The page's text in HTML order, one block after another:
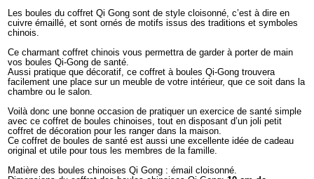
Les boules du coffret Qi Gong sont de style cloisonné, c’est à dire en
cuivre émaillé, et sont ornés de motifs issus des traditions et symboles
chinois.
Ce charmant coffret chinois vous permettra de garder à porter de main
vos boules Qi-Gong de santé.
Aussi pratique que décoratif, ce coffret à boules Qi-Gong trouvera
facilement une place sur un meuble de votre intérieur, que ce soit dans la
chambre ou le salon.
Voilà donc une bonne occasion de pratiquer un exercice de santé simple
avec ce coffret de boules chinoises, tout en disposant d’un joli petit
coffret de décoration pour les ranger dans la maison.
Ce coffret de boules de santé est aussi une excellente idée de cadeau
original et utile pour tous les membres de la famille.
Matière des boules chinoises Qi Gong : émail cloisonné.